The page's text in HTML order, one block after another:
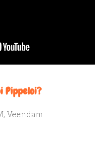
Pippeloi?
Veendam.